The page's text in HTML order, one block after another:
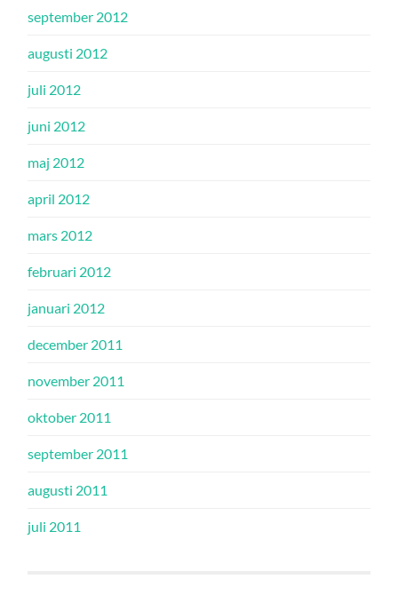
september 2012
augusti 2012
juli 2012
juni 2012
maj 2012
april 2012
mars 2012
februari 2012
januari 2012
december 2011
november 2011
oktober 2011
september 2011
augusti 2011
juli 2011